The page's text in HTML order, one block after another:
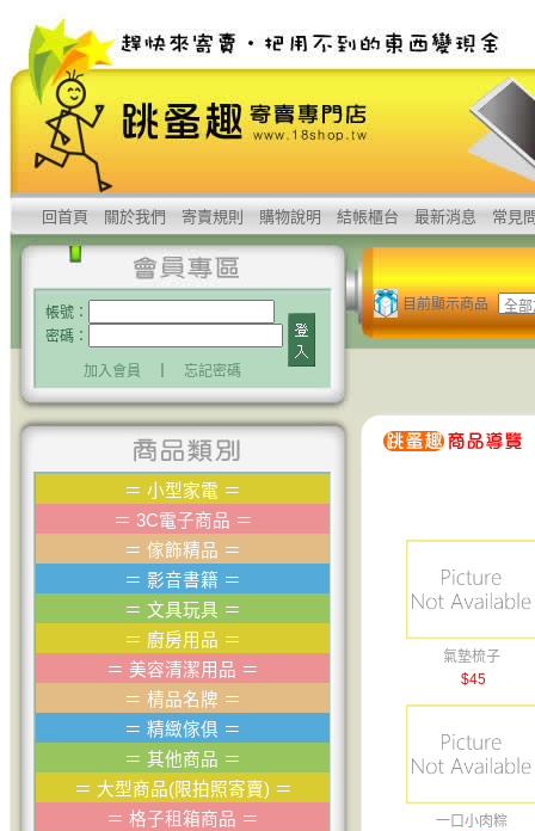
回首頁 關於我們 寄賣規則 購物說明 結帳櫃台 最新消息 常見
帳號：
密碼：
加入會員 忘記密碼
目前顯示商品
＝ 小型家電 ＝
＝ 3C電子商品 ＝
＝ 傢飾精品 ＝
＝ 影音書籍 ＝
＝ 文具玩具 ＝
＝ 廚房用品 ＝
＝ 美容清潔用品 ＝
＝ 棈品名牌 ＝
＝ 精緻傢俱 ＝
＝ 其他商品 ＝
＝ 大型商品(限拍照寄賣) ＝
＝ 格子租箱商品 ＝
氣墊梳子
$45
一口小肉粽